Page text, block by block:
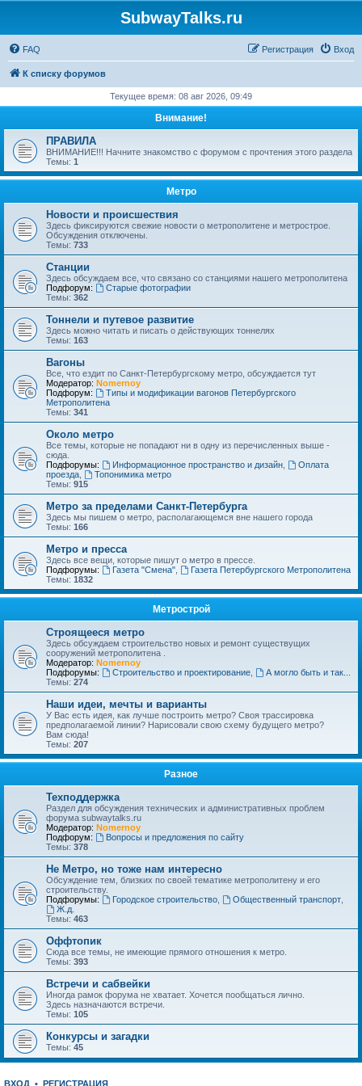
SubwayTalks.ru
FAQ Вход
Регистрация
К списку форумов
Текущее время: 08 авг 2026, 09:49
Внимание!
ПРАВИЛА
ВНИМАНИЕ!!! Начните знакомство с форумом с прочтения этого раздела
Темы: 1
Метро
Новости и происшествия
Здесь фиксируются свежие новости о метрополитене и метрострое.
Обсуждения отключены.
Темы: 733
Станции
Здесь обсуждаем все, что связано со станциями нашего метрополитена
Подфорум:
Старые фотографии
Темы: 362
Тоннели и путевое развитие
Здесь можно читать и писать о действующих тоннелях
Темы: 163
Вагоны
Все, что ездит по Санкт-Петербургскому метро, обсуждается тут
Модератор: Nomernoy
Подфорум:
Типы и модификации вагонов Петербургского
Метрополитена
Темы: 341
Около метро
Все темы, которые не попадают ни в одну из перечисленных выше -
сюда.
Подфорумы:
Информационное пространство и дизайн,
Оплата
проезда
Топонимика метро
Темы: 915
Метро за пределами Санкт-Петербурга
Здесь мы пишем о метро, располагающемся вне нашего города
Темы: 166
Метро и пресса
Здесь все вещи, которые пишут о метро в прессе.
Подфорумы:
Газета "Смена",
Газета Петербургского Метрополитена
Темы: 1832
Метрострой
Строящееся метро
Здесь обсуждаем строительство новых и ремонт существущих
сооружений метрополитена .
Модератор: Nomernoy
Подфорумы:
Строительство и проектирование,
А могло быть и так...
Темы: 274
Наши идеи, мечты и варианты
У Вас есть идея, как лучше построить метро? Своя трассировка
предполагаемой линии? Нарисовали свою схему будущего метро?
Вам сюда!
Темы: 207
Разное
Техподдержка
Раздел для обсуждения технических и административных проблем
форума subwaytalks.ru
Модератор: Nomernoy
Подфорум:
Вопросы и предложения по сайту
Темы: 378
Не Метро, но тоже нам интересно
Обсуждение тем, близких по своей тематике метрополитену и его
строительству.
Подфорумы:
Городское строительство, Общественный транспорт,
Ж.д.
Темы: 463
Оффтопик
Сюда все темы, не имеющие прямого отношения к метро.
Темы: 393
Встречи и сабвейки
Иногда рамок форума не хватает. Хочется пообщаться лично.
Здесь назначаются встречи.
Темы: 105
Конкурсы и загадки
Темы: 45
ВХОД • РЕГИСТРАЦИЯ